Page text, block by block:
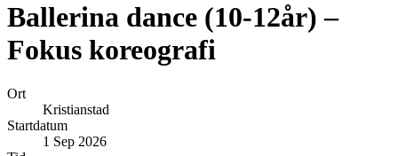
Ballerina dance (10-12år) –
Fokus koreografi
Ort
Kristianstad
Startdatum
1 Sep 2026